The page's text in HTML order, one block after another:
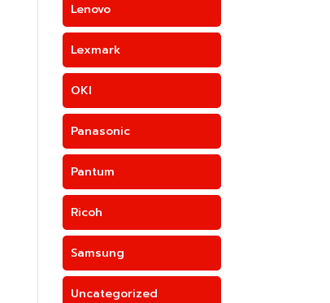
Lenovo
Lexmark
OKI
Panasonic
Pantum
Ricoh
Samsung
Uncategorized